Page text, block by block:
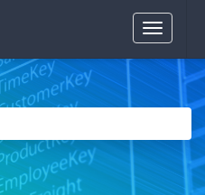
Toggle
navigation